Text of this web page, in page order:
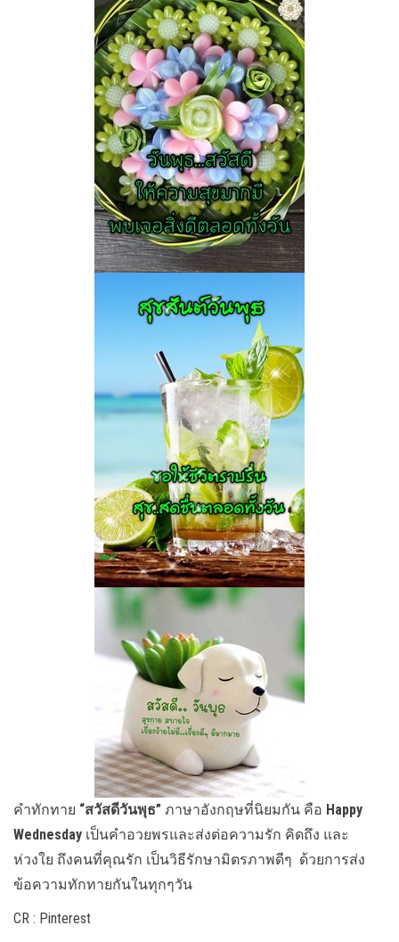
คำทักทาย “สวัสดีวันพุธ” ภาษาอังกฤษที่นิยมกัน คือ Happy
Wednesday เป็นคำอวยพรและส่งต่อความรัก คิดถึง และ
ห่วงใย ถึงคนที่คุณรัก เป็นวิธีรักษามิตรภาพดีๆ ด้วยการส่ง
ข้อความทักทายกันในทุกๆวัน
CR : Pinterest